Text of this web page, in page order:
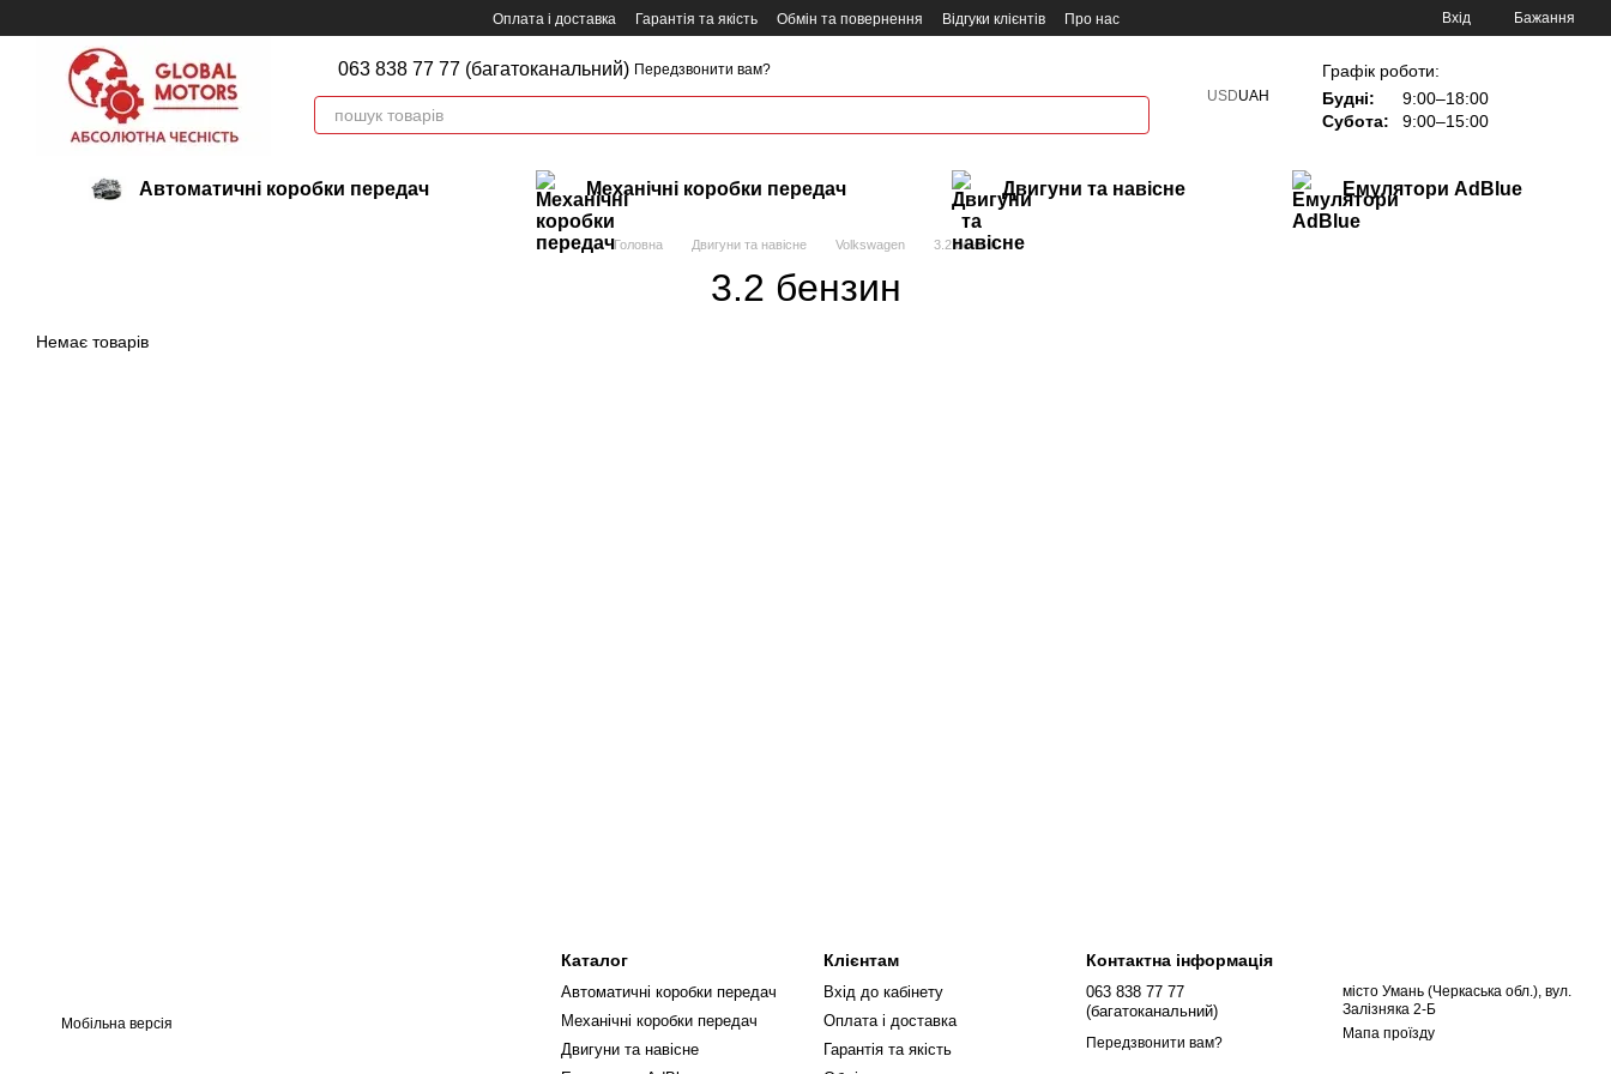
Оплата і доставка Гарантія та якість Обмін та повернення Відгуки клієнтів Про нас Вхід Бажання
063 838 77 77 (багатоканальний) Передзвонити вам?
USDUAH
Графік роботи:
Будні:
9:00–18:00
Субота:
9:00–15:00
Автоматичні коробки передач Механічні коробки передач Двигуни та навісне Емулятори AdBlue
Головна Двигуни та навісне Volkswagen 3.2 бензин
3.2 бензин
Немає товарів
Мобільна версія
Каталог
Автоматичні коробки передач
Механічні коробки передач
Двигуни та навісне
Клієнтам
Вхід до кабінету
Оплата і доставка
Гарантія та якість
Контактна інформація
063 838 77 77
(багатоканальний)
Передзвонити вам?
місто Умань (Черкаська обл.), вул.
Залізняка 2-Б
Мапа проїзду